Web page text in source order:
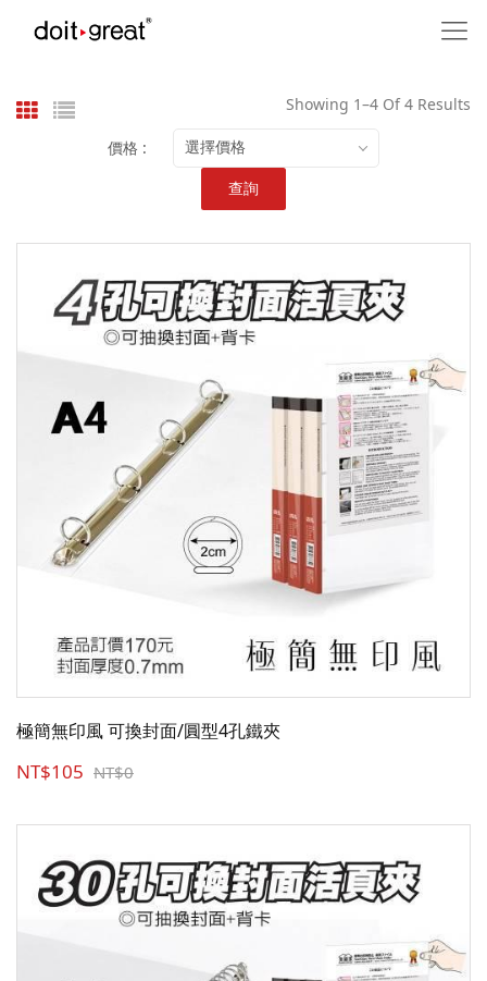
Showing 1–4 Of 4 Results
價格 : 選擇價格
查詢
極簡無印風 可換封面/圓型4孔鐵夾
NT$105 NT$0